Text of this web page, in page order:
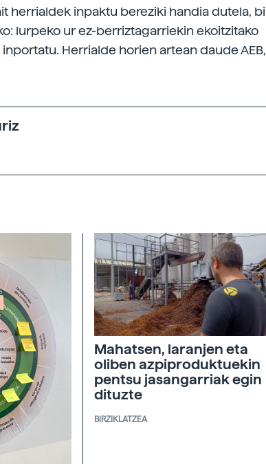
herrialdek inpaktu bereziki handia dutela, bi
lurpeko ur ez-berriztagarriekin ekoitzitako
Herrialde horien artean daude AEB,
Mahatsen, laranjen eta
oliben azpiproduktuekin
pentsu jasangarriak egin
dituzte
BIRZIKLATZEA